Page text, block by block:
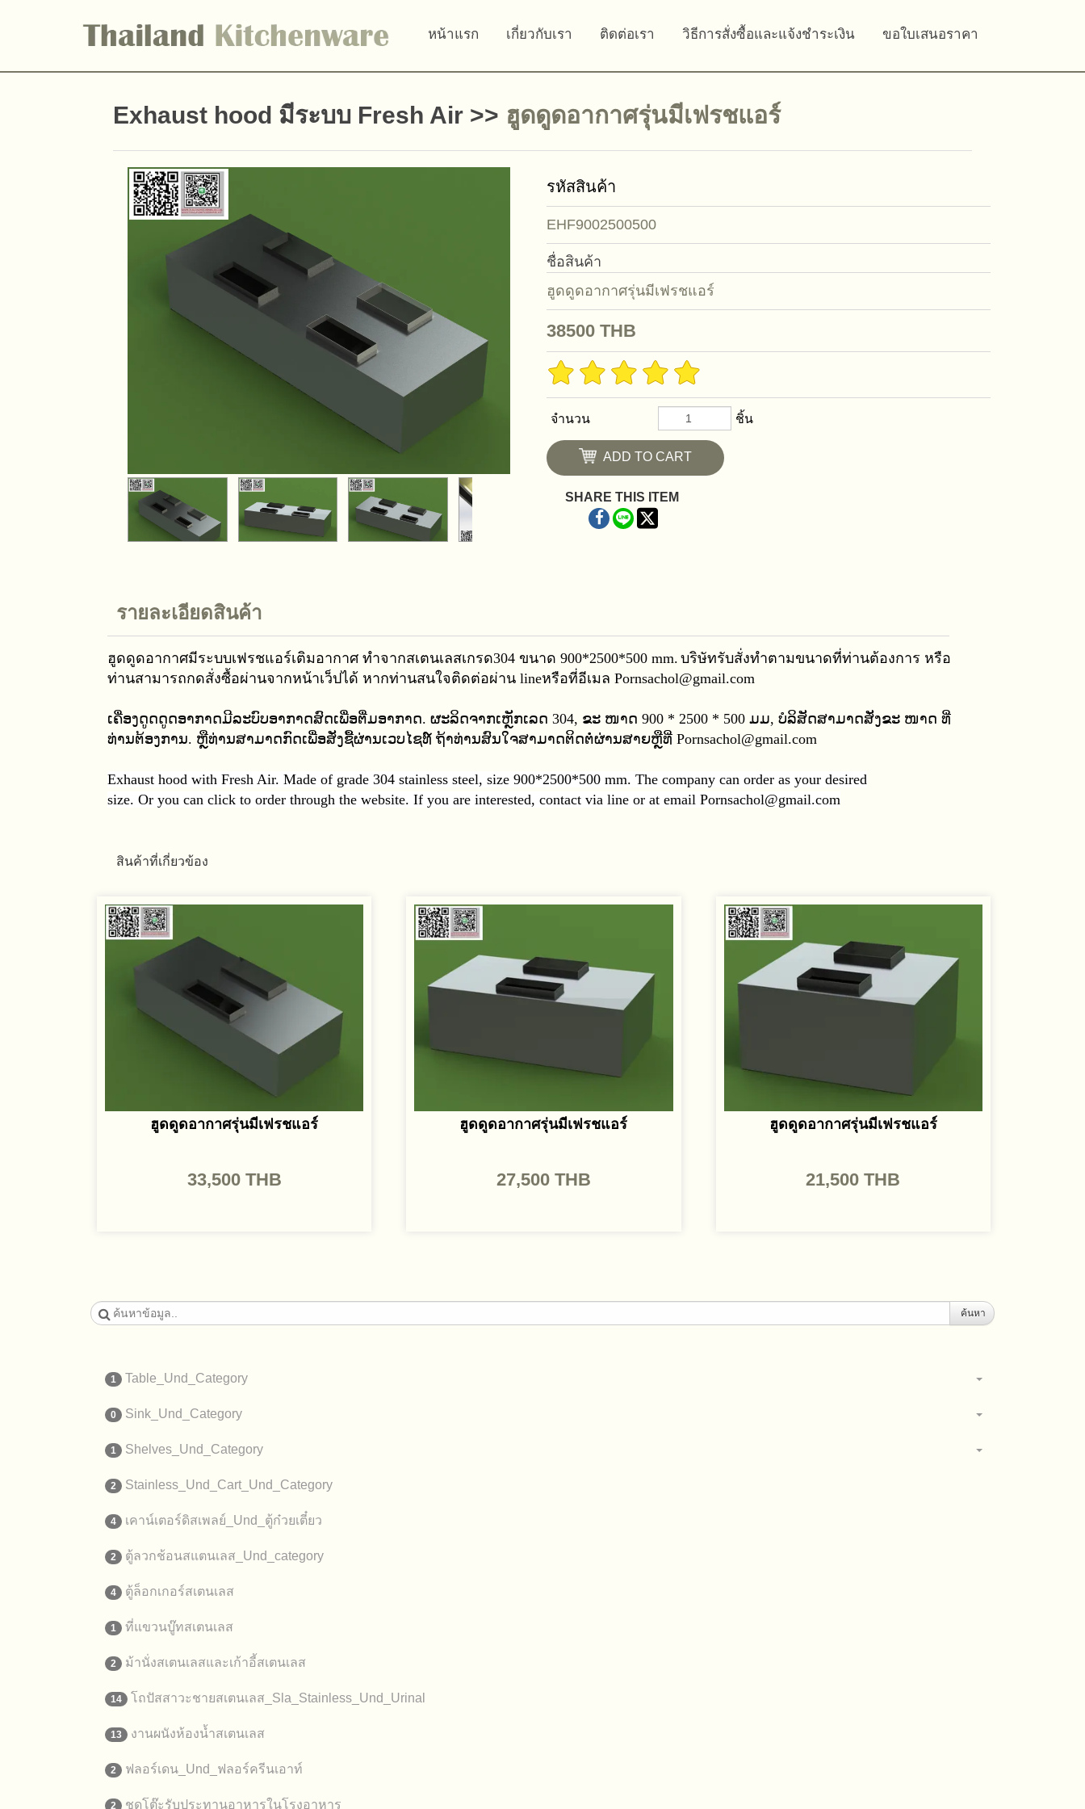
หน้าแรก เกี่ยวกับเรา ติดต่อเรา วิธีการสั่งซื้อและแจ้งชำระเงิน ขอใบเสนอราคา
Exhaust hood มีระบบ Fresh Air >> ฮูดดูดอากาศรุ่นมีเฟรชแอร์
รหัสสินค้า
EHF9002500500
ชื่อสินค้า
ฮูดดูดอากาศรุ่นมีเฟรชแอร์
38500 THB
จำนวน ชิ้น
ADD TO CART
SHARE THIS ITEM
รายละเอียดสินค้า
ฮูดดูดอากาศมีระบบเฟรชแอร์เติมอากาศ ทำจากสเตนเลสเกรด304 ขนาด 900*2500*500 mm. บริษัทรับสั่งทำตามขนาดที่ท่านต้องการ หรือ
ท่านสามารถกดสั่งซื้อผ่านจากหน้าเว็ปได้ หากท่านสนใจติดต่อผ่าน lineหรือที่อีเมล Pornsachol@gmail.com
ເຄື່ອງດູດດູດອາກາດມີລະບົບອາກາດສົດເພື່ອຕື່ມອາກາດ. ຜະລິດຈາກເຫຼັກເລດ 304, ຂະ ໜາດ 900 * 2500 * 500 ມມ, ບໍລິສັດສາມາດສັ່ງຂະ ໜາດ ທີ່
ທ່ານຕ້ອງການ. ຫຼືທ່ານສາມາດກົດເພື່ອສັ່ງຊື້ຜ່ານເວບໄຊທ໌ ຖ້າທ່ານສົນໃຈສາມາດຕິດຕໍ່ຜ່ານສາຍຫຼືທີ່ Pornsachol@gmail.com
Exhaust hood with Fresh Air. Made of grade 304 stainless steel, size 900*2500*500 mm. The company can order as your desired
size. Or you can click to order through the website. If you are interested, contact via line or at email Pornsachol@gmail.com
สินค้าที่เกี่ยวข้อง
ฮูดดูดอากาศรุ่นมีเฟรชแอร์
33,500 THB
ฮูดดูดอากาศรุ่นมีเฟรชแอร์
27,500 THB
ฮูดดูดอากาศรุ่นมีเฟรชแอร์
21,500 THB
ค้นหา
1 Table_Und_Category
0 Sink_Und_Category
1 Shelves_Und_Category
2 Stainless_Und_Cart_Und_Category
4 เคาน์เตอร์ดิสเพลย์_Und_ตู้ก๋วยเตี๋ยว
2 ตู้ลวกช้อนสแตนเลส_Und_category
4 ตู้ล็อกเกอร์สเตนเลส
1 ที่แขวนบู๊ทสเตนเลส
2 ม้านั่งสเตนเลสและเก้าอี้สเตนเลส
14 โถปัสสาวะชายสเตนเลส_Sla_Stainless_Und_Urinal
13 งานผนังห้องน้ำสเตนเลส
2 ฟลอร์เดน_Und_ฟลอร์ครีนเอาท์
2 ชุดโต๊ะรับประทานอาหารในโรงอาหาร